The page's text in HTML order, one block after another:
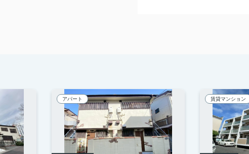
アパート 賃貸マンション